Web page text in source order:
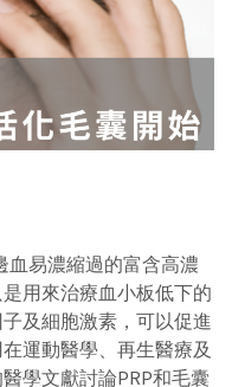
血易濃縮過的富含高濃
用來治療血小板低下的
及細胞激素，可以促進
運動醫學、再生醫療及
學文獻討論PRP和毛囊